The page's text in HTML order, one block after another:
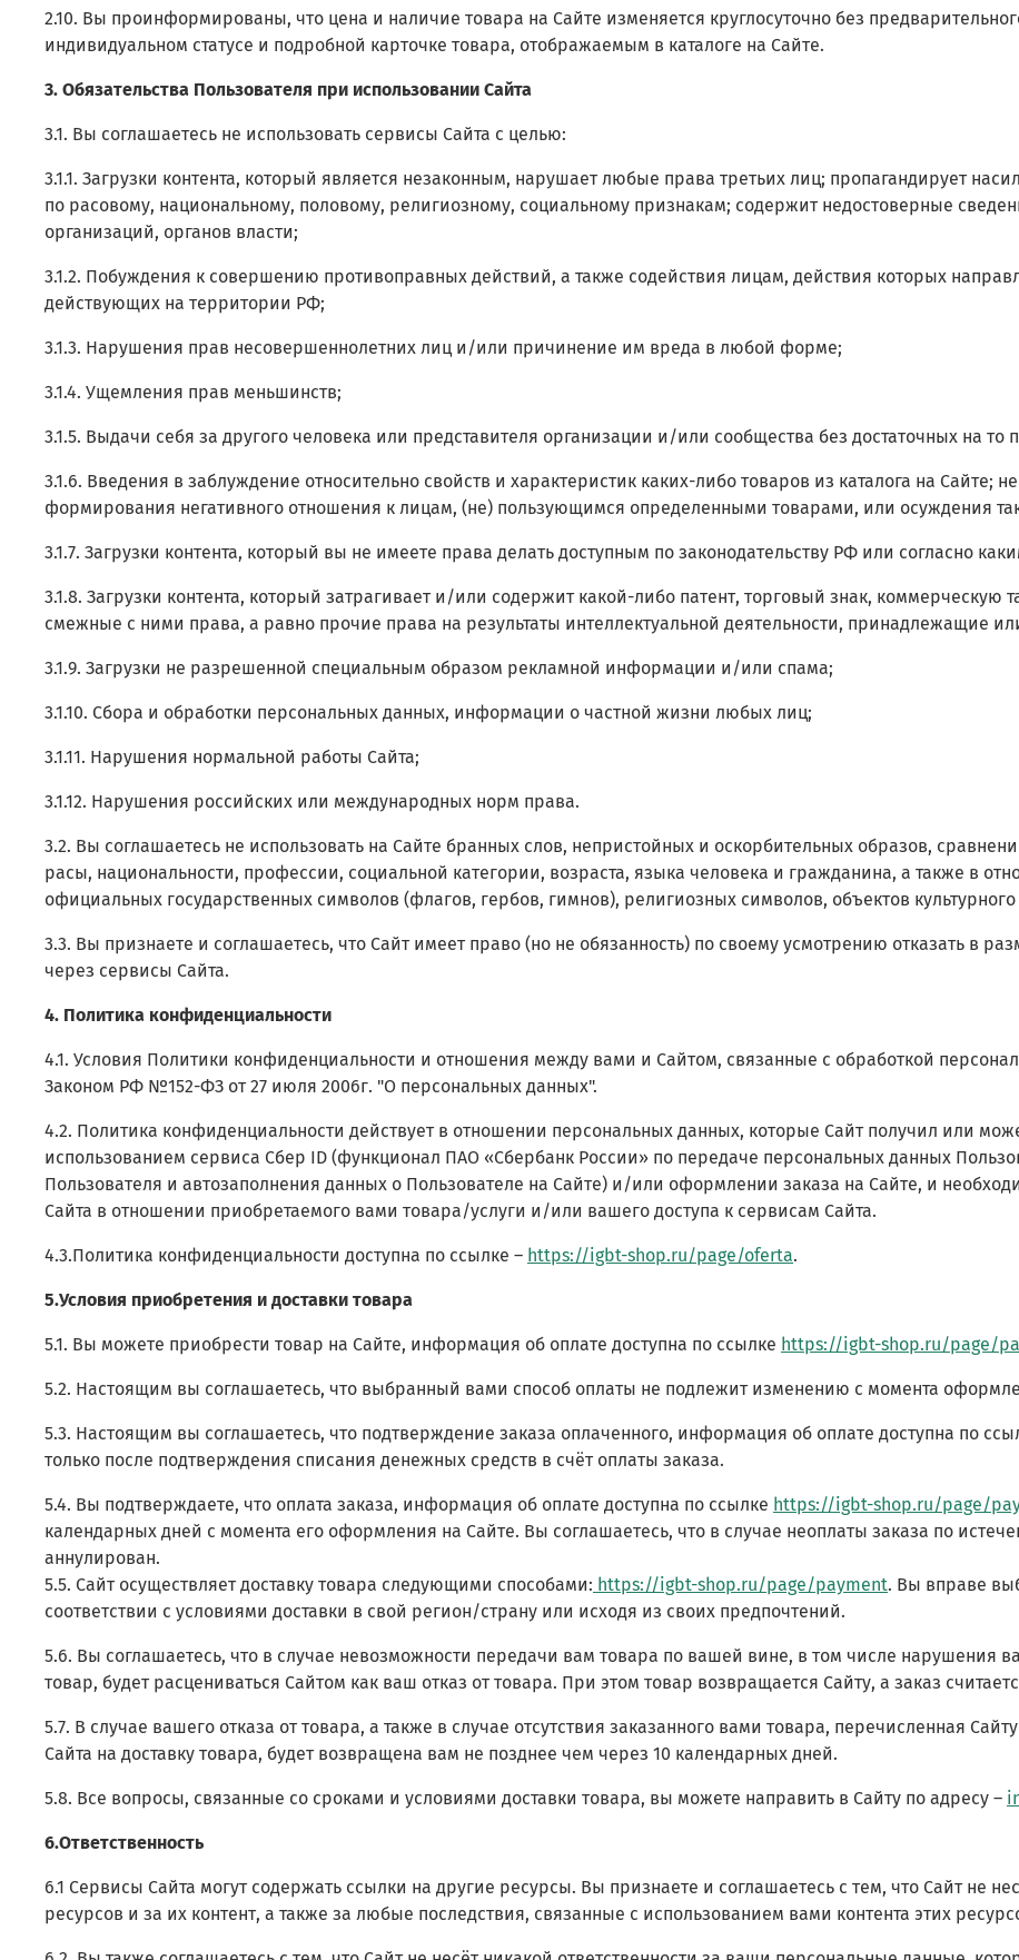
2.10. Вы проинформированы, что цена и наличие товара на Сайте изменяется круглосуточно без
индивидуальном статусе и подробной карточке товара, отображаемым в каталоге на Сайте.
3. Обязательства Пользователя при использовании Сайта
3.1. Вы соглашаетесь не использовать сервисы Сайта с целью:
3.1.1. Загрузки контента, который является незаконным, нарушает любые права третьих лиц; пропагандирует
по расовому, национальному, половому, религиозному, социальному признакам; содержит недостоверные
организаций, органов власти;
3.1.2. Побуждения к совершению противоправных действий, а также содействия лицам, действия которых
действующих на территории РФ;
3.1.3. Нарушения прав несовершеннолетних лиц и/или причинение им вреда в любой форме;
3.1.4. Ущемления прав меньшинств;
3.1.5. Выдачи себя за другого человека или представителя организации и/или сообщества без достаточных на то
3.1.6. Введения в заблуждение относительно свойств и характеристик каких-либо товаров из каталога на Сайте;
формирования негативного отношения к лицам, (не) пользующимся определенными товарами, или осуждения
3.1.7. Загрузки контента, который вы не имеете права делать доступным по законодательству РФ или согласно
3.1.8. Загрузки контента, который затрагивает и/или содержит какой-либо патент, торговый знак,
смежные с ними права, а равно прочие права на результаты интеллектуальной деятельности, принадлежащие
3.1.9. Загрузки не разрешенной специальным образом рекламной информации и/или спама;
3.1.10. Сбора и обработки персональных данных, информации о частной жизни любых лиц;
3.1.11. Нарушения нормальной работы Сайта;
3.1.12. Нарушения российских или международных норм права.
3.2. Вы соглашаетесь не использовать на Сайте бранных слов, непристойных и оскорбительных образов,
расы, национальности, профессии, социальной категории, возраста, языка человека и гражданина, а также в
официальных государственных символов (флагов, гербов, гимнов), религиозных символов, объектов
3.3. Вы признаете и соглашаетесь, что Сайт имеет право (но не обязанность) по своему усмотрению отказать в
через сервисы Сайта.
4. Политика конфиденциальности
4.1. Условия Политики конфиденциальности и отношения между вами и Сайтом, связанные с обработкой
Законом РФ №152-ФЗ от 27 июля 2006г. "О персональных данных".
4.2. Политика конфиденциальности действует в отношении персональных данных, которые Сайт получил или
использованием сервиса Сбер ID (функционал ПАО «Сбербанк России» по передаче персональных данных
Пользователя и автозаполнения данных о Пользователе на Сайте) и/или оформлении заказа на Сайте, и
Сайта в отношении приобретаемого вами товара/услуги и/или вашего доступа к сервисам Сайта.
4.3.Политика конфиденциальности доступна по ссылке – https://igbt-shop.ru/page/oferta.
5.Условия приобретения и доставки товара
5.1. Вы можете приобрести товар на Сайте, информация об оплате доступна по ссылке https://igbt-shop.ru/page/
5.2. Настоящим вы соглашаетесь, что выбранный вами способ оплаты не подлежит изменению с момента
5.3. Настоящим вы соглашаетесь, что подтверждение заказа оплаченного, информация об оплате доступна по
только после подтверждения списания денежных средств в счёт оплаты заказа.
5.4. Вы подтверждаете, что оплата заказа, информация об оплате доступна по ссылке https://igbt-shop.ru/page/
календарных дней с момента его оформления на Сайте. Вы соглашаетесь, что в случае неоплаты заказа по
аннулирован.
5.5. Сайт осуществляет доставку товара следующими способами: https://igbt-shop.ru/page/payment. Вы вправе
соответствии с условиями доставки в свой регион/страну или исходя из своих предпочтений.
5.6. Вы соглашаетесь, что в случае невозможности передачи вам товара по вашей вине, в том числе нарушения
товар, будет расцениваться Сайтом как ваш отказ от товара. При этом товар возвращается Сайту, а заказ
5.7. В случае вашего отказа от товара, а также в случае отсутствия заказанного вами товара, перечисленная
Сайта на доставку товара, будет возвращена вам не позднее чем через 10 календарных дней.
5.8. Все вопросы, связанные со сроками и условиями доставки товара, вы можете направить в Сайту по адресу –
6.Ответственность
6.1 Сервисы Сайта могут содержать ссылки на другие ресурсы. Вы признаете и соглашаетесь с тем, что Сайт не
ресурсов и за их контент, а также за любые последствия, связанные с использованием вами контента этих